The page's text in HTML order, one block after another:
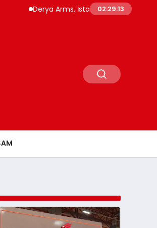
Arms, İstanbul Prohunt 2026’da yeni
02:29:15